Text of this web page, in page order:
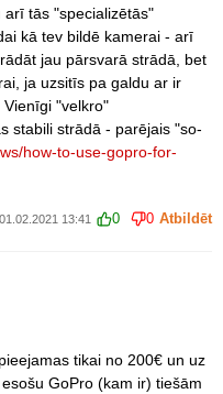
tās "specializētās"
kā tev bildē kamerai - arī
jau pārsvarā strādā, bet
ja uzsitīs pa galdu ar ir
"velkro"
stabili strādā - parējais "so-
how-to-use-gopro-for-
01.02.2021 13:41 0 0 Atbildēt
tikai no 200€ un uz
GoPro (kam ir) tiešām